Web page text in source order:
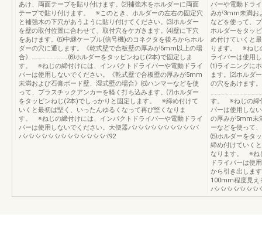
あけ、両面テープを貼り付けます。⑵補強木をホルダーに両面
テープで貼り付けます。 ※このとき、ホルダーの左右の固定穴
と補強木の下穴があうように貼り付けてください。⑶ホルダー
を壁の取付位置に合わせて、取付穴をケガきます。⑷壁に下穴
をあけます。⑸中継ケーブル(信号機)のコネクタを後ろからホル
ダーの穴に通します。《乾式壁で合板壁の厚みが5mm以上の場
合》………………………⑹ホルダーをタッピンねじ(2本)で固定しま
す。 ※ねじの締付けには、インパクトドライバーや電動ドライ
バーは使用しないでください。《乾式壁で合板壁の厚みが5mm
未満および石膏ボード壁、湿式壁の場合》⑹ハンマーなどを使
って、プラスチックアンカーを軽く打ち込みます。⑺ホルダー
をタッピンねじ(2本)でしっかりと固定します。 ※締め付けて
いくと最初は堅く、いったんゆるくなって再び堅くなりま
す。 ※ねじの締付けには、インパクトドライバーや電動ドライ
バーは使用しないでください。大便器パパパパパパパパパパパ
パパパパパパパパパパパパパパ92
バーや電動ドラ
みが3mm未満お
などを使って、
ホルダーをタッ
め付けていくと
ります。 ※ねじ
ライバーは使用
⑴ライニングに
ます。⑵ホルダ
の穴をあけます
す。 ※ねじの締
バーは使用しな
の厚みが5mm未
ーなどを使って
⑸ホルダーをタ
締め付けていく
なります。 ※ね
ドライバーは使
から引き出しま
100mm程度見え
パパパパパパパ